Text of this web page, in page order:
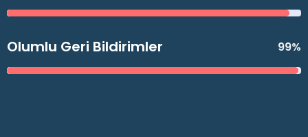
Olumlu Geri Bildirimler 99%